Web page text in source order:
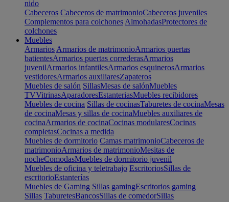
nido
Cabeceros Cabeceros de matrimonioCabeceros juveniles
Complementos para colchones AlmohadasProtectores de
colchones
Muebles
Armarios Armarios de matrimonioArmarios puertas
batientesArmarios puertas correderasArmarios
juvenilArmarios infantilesArmarios esquinerosArmarios
vestidoresArmarios auxiliaresZapateros
Muebles de salón SillasMesas de salónMuebles
TVVitrinasAparadoresEstanteriasMuebles recibidores
Muebles de cocina Sillas de cocinasTaburetes de cocinaMesas
de cocinaMesas y sillas de cocinaMuebles auxiliares de
cocinaArmarios de cocinaCocinas modularesCocinas
completasCocinas a medida
Muebles de dormitorio Camas matrimonioCabeceros de
matrimonioArmarios de matrimonioMesitas de
nocheComodasMuebles de dormitorio juvenil
Muebles de oficina y teletrabajo EscritoriosSillas de
escritorioEstanterías
Muebles de Gaming Sillas gamingEscritorios gaming
Sillas TaburetesBancosSillas de comedorSillas